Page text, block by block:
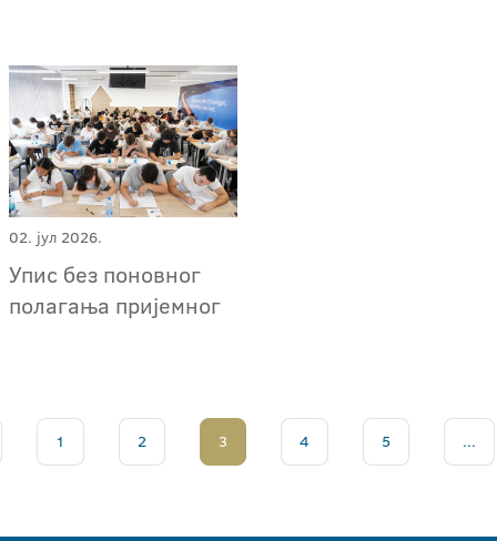
02. јул 2026.
Упис без поновног
полагања пријемног
1 2 3 4 5 ...